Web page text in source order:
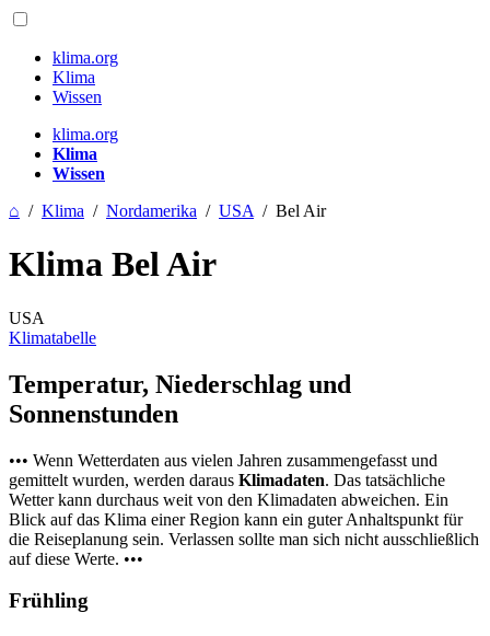
klima.org
Klima
Wissen
klima.org
Klima
Wissen
⌂ / Klima / Nordamerika / USA / Bel Air
Klima Bel Air
USA
Klimatabelle
Temperatur, Niederschlag und
Sonnenstunden
••• Wenn Wetterdaten aus vielen Jahren zusammengefasst und
gemittelt wurden, werden daraus Klimadaten. Das tatsächliche
Wetter kann durchaus weit von den Klimadaten abweichen. Ein
Blick auf das Klima einer Region kann ein guter Anhaltspunkt für
die Reiseplanung sein. Verlassen sollte man sich nicht ausschließlich
auf diese Werte. •••
Frühling